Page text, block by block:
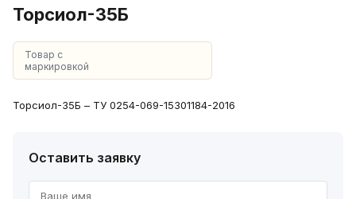
Торсиол-35Б
Товар с
маркировкой
Торсиол-35Б – ТУ 0254-069-15301184-2016
Оставить заявку